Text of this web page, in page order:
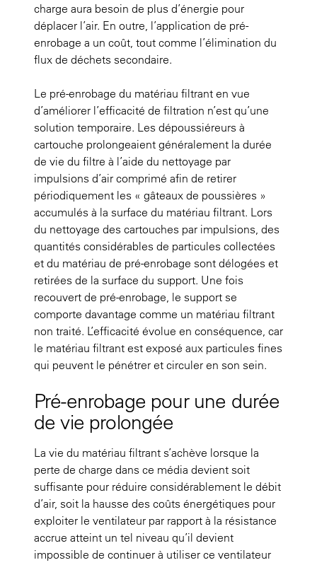
charge aura besoin de plus d’énergie pour
déplacer l’air. En outre, l’application de pré-
enrobage a un coût, tout comme l’élimination du
flux de déchets secondaire.
Le pré-enrobage du matériau filtrant en vue
d’améliorer l’efficacité de filtration n’est qu’une
solution temporaire. Les dépoussiéreurs à
cartouche prolongeaient généralement la durée
de vie du filtre à l’aide du nettoyage par
impulsions d’air comprimé afin de retirer
périodiquement les « gâteaux de poussières »
accumulés à la surface du matériau filtrant. Lors
du nettoyage des cartouches par impulsions, des
quantités considérables de particules collectées
et du matériau de pré-enrobage sont délogées et
retirées de la surface du support. Une fois
recouvert de pré-enrobage, le support se
comporte davantage comme un matériau filtrant
non traité. L’efficacité évolue en conséquence, car
le matériau filtrant est exposé aux particules fines
qui peuvent le pénétrer et circuler en son sein.
Pré-enrobage pour une durée
de vie prolongée
La vie du matériau filtrant s’achève lorsque la
perte de charge dans ce média devient soit
suffisante pour réduire considérablement le débit
d’air, soit la hausse des coûts énergétiques pour
exploiter le ventilateur par rapport à la résistance
accrue atteint un tel niveau qu’il devient
impossible de continuer à utiliser ce ventilateur